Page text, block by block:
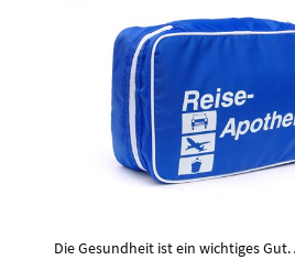
Die Gesundheit ist ein wichtiges